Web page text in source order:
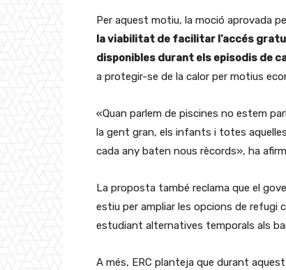
Per aquest motiu, la moció aprovada
la viabilitat de facilitar l’accés
disponibles durant els episodis de
a protegir-se de la calor per motius
«Quan parlem de piscines no estem
la gent gran, els infants i totes
cada any baten nous rècords», ha
La proposta també reclama que el
estiu per ampliar les opcions de refugi
estudiant alternatives temporals als
A més, ERC planteja que durant